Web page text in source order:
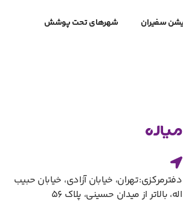
سفیران شهرهای تحت پوشش
دفترمرکزی:تهران، خیابان آزادی، خیابان حبیب
اله، بالاتر از میدان حسینی، پلاک ۵۶